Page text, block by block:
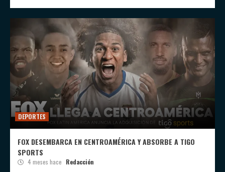
DEPORTES
FOX DESEMBARCA EN CENTROAMÉRICA Y ABSORBE A TIGO
SPORTS
4 meses hace Redacción